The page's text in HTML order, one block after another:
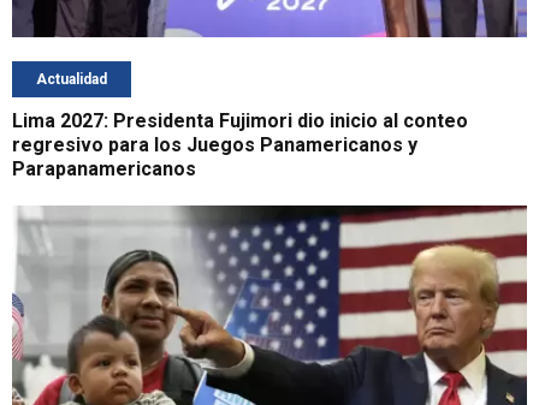
Actualidad
Lima 2027: Presidenta Fujimori dio inicio al conteo
regresivo para los Juegos Panamericanos y
Parapanamericanos